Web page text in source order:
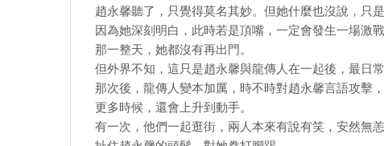
趙永馨聽了，只覺得莫名其妙。但她什麼也沒說，只
因為她深刻明白，此時若是頂嘴，一定會發生一場激
那一整天，她都沒有再出門。
但外界不知，這只是趙永馨與龍傳人在一起後，最日常
那次後，龍傳人變本加厲，時不時對趙永馨言語攻擊，
更多時候，還會上升到動手。
有一次，他們一起逛街，兩人本來有說有笑，安然無